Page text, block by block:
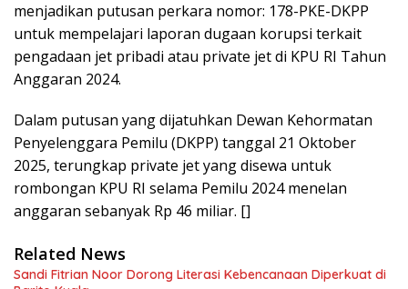
menjadikan putusan perkara nomor: 178-PKE-DKPP
untuk mempelajari laporan dugaan korupsi terkait
pengadaan jet pribadi atau private jet di KPU RI Tahun
Anggaran 2024.
Dalam putusan yang dijatuhkan Dewan Kehormatan
Penyelenggara Pemilu (DKPP) tanggal 21 Oktober
2025, terungkap private jet yang disewa untuk
rombongan KPU RI selama Pemilu 2024 menelan
anggaran sebanyak Rp 46 miliar. []
Related News
Sandi Fitrian Noor Dorong Literasi Kebencanaan Diperkuat di